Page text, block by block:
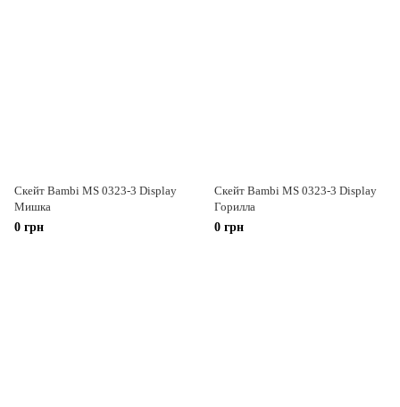
Скейт Bambi MS 0323-3 Display
Мишка
0 грн
Скейт Bambi MS 0323-3 Display
Горилла
0 грн